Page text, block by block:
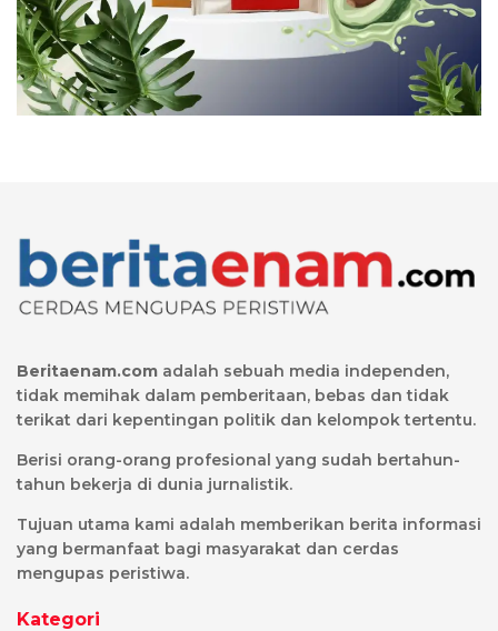
Beritaenam.com adalah sebuah media independen,
tidak memihak dalam pemberitaan, bebas dan tidak
terikat dari kepentingan politik dan kelompok tertentu.
Berisi orang-orang profesional yang sudah bertahun-
tahun bekerja di dunia jurnalistik.
Tujuan utama kami adalah memberikan berita informasi
yang bermanfaat bagi masyarakat dan cerdas
mengupas peristiwa.
Kategori